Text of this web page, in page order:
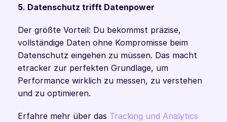
5. Datenschutz trifft Datenpower
Der größte Vorteil: Du bekommst präzise,
vollständige Daten ohne Kompromisse beim
Datenschutz eingehen zu müssen. Das macht
etracker zur perfekten Grundlage, um
Performance wirklich zu messen, zu verstehen
und zu optimieren.
Erfahre mehr über das Tracking und Analytics